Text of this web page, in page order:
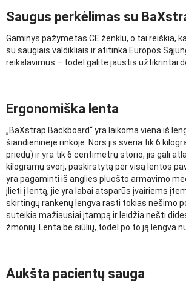
Saugus perkėlimas su
Gaminys pažymėtas CE ženklu, o tai reiškia,
su saugiais valdikliais ir atitinka Europos
reikalavimus – todėl galite jaustis užtikrintai
Ergonomiška lenta
„BaXstrap Backboard“ yra laikoma viena iš
šiandieninėje rinkoje. Nors jis sveria tik 6
priedų) ir yra tik 6 centimetrų storio, jis gali
kilogramų svorį, paskirstytą per visą lentos
yra pagaminti iš anglies pluošto armavimo
įlieti į lentą, jie yra labai atsparūs įvairiems
skirtingų rankenų lengva rasti tokias nešimo
suteikia mažiausiai įtampą ir leidžia nešti
žmonių. Lenta be siūlių, todėl po to ją lengva
Aukšta pacientų sauga